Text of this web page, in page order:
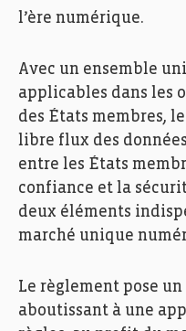
l’ère numérique.
Avec un ensemble
applicables dans les
des États membres,
libre flux des
entre les États
confiance et la
deux éléments
marché unique
Le règlement pose
aboutissant à une